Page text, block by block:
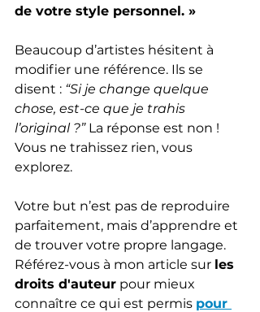
de votre style personnel. »
Beaucoup d’artistes hésitent à
modifier une référence. Ils se
disent : “Si je change quelque
chose, est-ce que je trahis
l’original ?” La réponse est non !
Vous ne trahissez rien, vous
explorez.
Votre but n’est pas de reproduire
parfaitement, mais d’apprendre et
de trouver votre propre langage.
Référez-vous à mon article sur les
droits d'auteur pour mieux
connaître ce qui est permis pour